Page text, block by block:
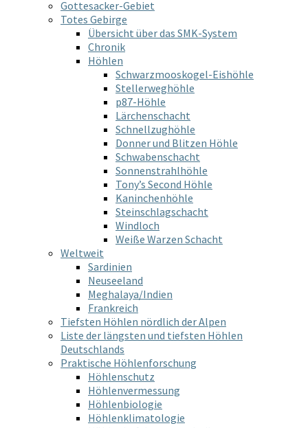
Gottesacker-Gebiet
Totes Gebirge
Übersicht über das SMK-System
Chronik
Höhlen
Schwarzmooskogel-Eishöhle
Stellerweghöhle
p87-Höhle
Lärchenschacht
Schnellzughöhle
Donner und Blitzen Höhle
Schwabenschacht
Sonnenstrahlhöhle
Tony’s Second Höhle
Kaninchenhöhle
Steinschlagschacht
Windloch
Weiße Warzen Schacht
Weltweit
Sardinien
Neuseeland
Meghalaya/Indien
Frankreich
Tiefsten Höhlen nördlich der Alpen
Liste der längsten und tiefsten Höhlen
Deutschlands
Praktische Höhlenforschung
Höhlenschutz
Höhlenvermessung
Höhlenbiologie
Höhlenklimatologie